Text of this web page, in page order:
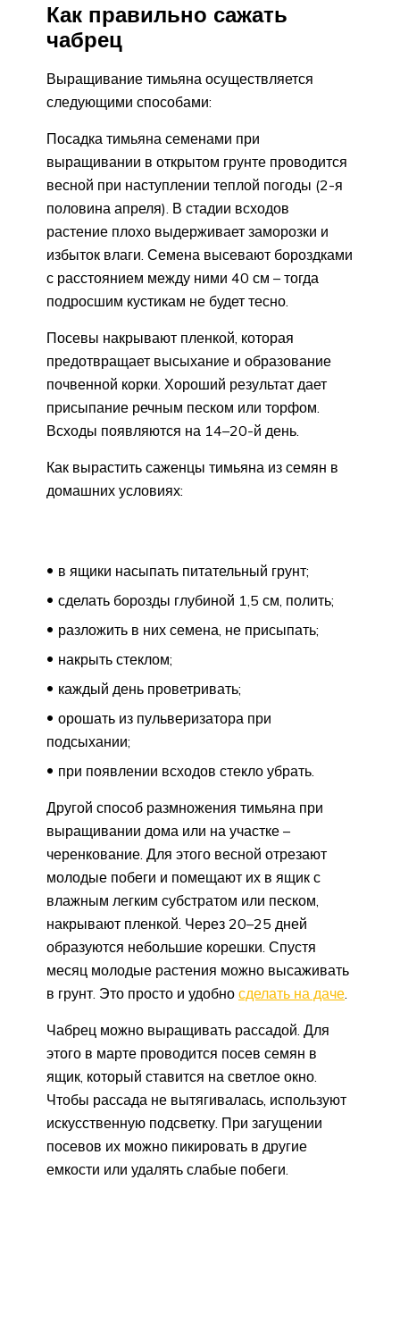
Как правильно сажать
чабрец
Выращивание тимьяна осуществляется
следующими способами:
Посадка тимьяна семенами при
выращивании в открытом грунте проводится
весной при наступлении теплой погоды (2-я
половина апреля). В стадии всходов
растение плохо выдерживает заморозки и
избыток влаги. Семена высевают бороздками
с расстоянием между ними 40 см – тогда
подросшим кустикам не будет тесно.
Посевы накрывают пленкой, которая
предотвращает высыхание и образование
почвенной корки. Хороший результат дает
присыпание речным песком или торфом.
Всходы появляются на 14–20-й день.
Как вырастить саженцы тимьяна из семян в
домашних условиях:
в ящики насыпать питательный грунт;
сделать борозды глубиной 1,5 см, полить;
разложить в них семена, не присыпать;
накрыть стеклом;
каждый день проветривать;
орошать из пульверизатора при
подсыхании;
при появлении всходов стекло убрать.
Другой способ размножения тимьяна при
выращивании дома или на участке –
черенкование. Для этого весной отрезают
молодые побеги и помещают их в ящик с
влажным легким субстратом или песком,
накрывают пленкой. Через 20–25 дней
образуются небольшие корешки. Спустя
месяц молодые растения можно высаживать
в грунт. Это просто и удобно сделать на даче
Чабрец можно выращивать рассадой. Для
этого в марте проводится посев семян в
ящик, который ставится на светлое окно.
Чтобы рассада не вытягивалась, используют
искусственную подсветку. При загущении
посевов их можно пикировать в другие
емкости или удалять слабые побеги.